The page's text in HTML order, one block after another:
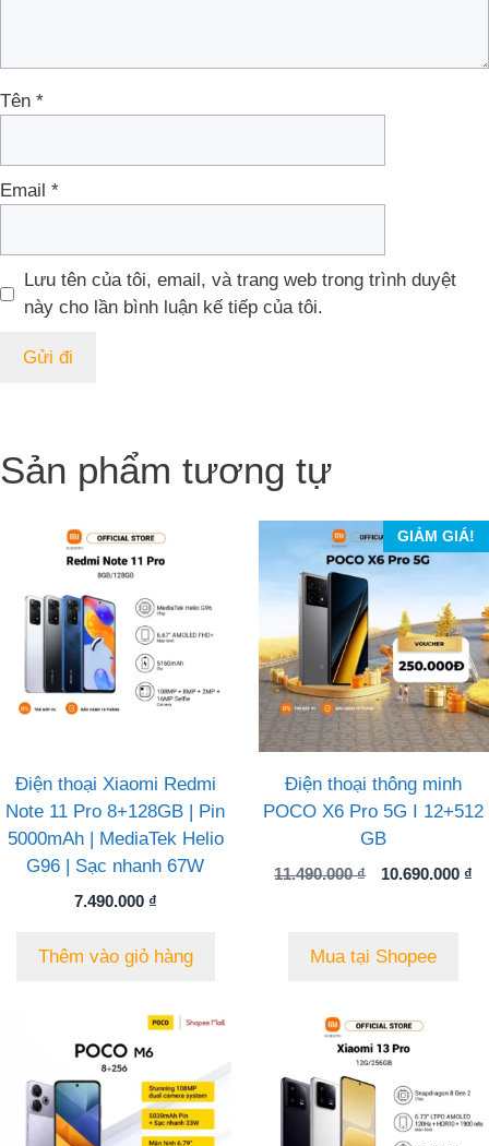
Tên *
Email *
Lưu tên của tôi, email, và trang web trong trình duyệt
này cho lần bình luận kế tiếp của tôi.
Sản phẩm tương tự
Điện thoại Xiaomi Redmi
Note 11 Pro 8+128GB | Pin
5000mAh | MediaTek Helio
G96 | Sạc nhanh 67W
7.490.000 ₫
Thêm vào giỏ hàng
GIẢM GIÁ!
Điện thoại thông minh
POCO X6 Pro 5G I 12+512
GB
11.490.000₫
Giá
10.690.000 ₫
Mua tại Shopee